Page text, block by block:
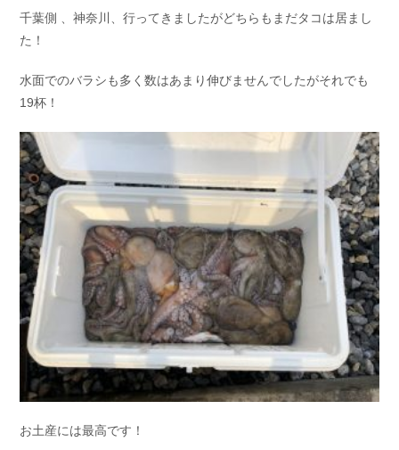
千葉側 、神奈川、行ってきましたがどちらもまだタコは居まし
た！
水面でのバラシも多く数はあまり伸びませんでしたがそれでも
19杯！
お土産には最高です！